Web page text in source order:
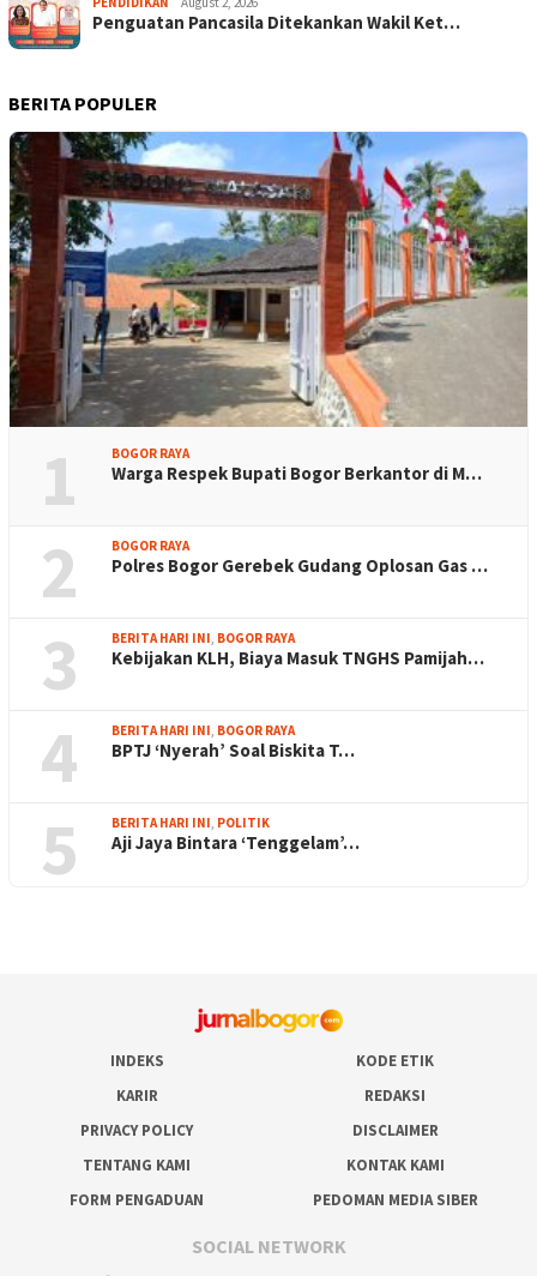
Penguatan Pancasila Ditekankan Wakil Ket…
BERITA POPULER
1 BOGOR RAYA
Warga Respek Bupati Bogor Berkantor di M…
2 BOGOR RAYA
Polres Bogor Gerebek Gudang Oplosan Gas …
3 BERITA HARI INI BOGOR RAYA
Kebijakan KLH, Biaya Masuk TNGHS Pamijah…
4 BERITA HARI INI BOGOR RAYA
BPTJ ‘Nyerah’ Soal Biskita T…
5 BERITA HARI INI POLITIK
Aji Jaya Bintara ‘Tenggelam’…
INDEKS
KODE ETIK
KARIR
REDAKSI
PRIVACY POLICY
DISCLAIMER
TENTANG KAMI
KONTAK KAMI
FORM PENGADUAN
PEDOMAN MEDIA SIBER
SOCIAL NETWORK